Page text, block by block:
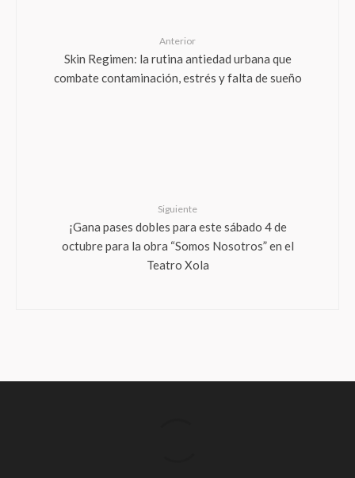
Anterior
Skin Regimen: la rutina antiedad urbana que
combate contaminación, estrés y falta de sueño
Siguiente
¡Gana pases dobles para este sábado 4 de
octubre para la obra “Somos Nosotros” en el
Teatro Xola